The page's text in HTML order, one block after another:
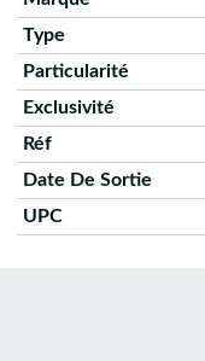
Type
Particularité
Exclusivité
Réf
Date De Sortie
UPC